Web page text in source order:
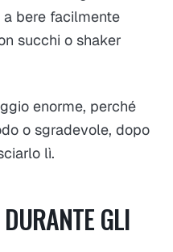
a bere facilmente
succhi o shaker
enorme, perché
o sgradevole, dopo
lì.
GLI